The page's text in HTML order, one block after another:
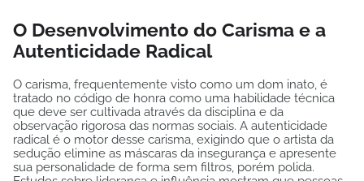
O Desenvolvimento do Carisma e a
Autenticidade Radical
O carisma, frequentemente visto como um dom inato, é
tratado no código de honra como uma habilidade técnica
que deve ser cultivada através da disciplina e da
observação rigorosa das normas sociais. A autenticidade
radical é o motor desse carisma, exigindo que o artista da
sedução elimine as máscaras da insegurança e apresente
sua personalidade de forma sem filtros, porém polida.